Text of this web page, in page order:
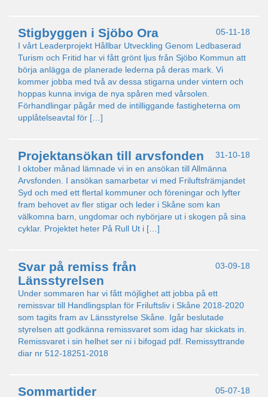
05-11-18
Stigbyggen i Sjöbo Ora
I vårt Leaderprojekt Hållbar Utveckling Genom Ledbaserad
Turism och Fritid har vi fått grönt ljus från Sjöbo Kommun att
börja anlägga de planerade lederna på deras mark. Vi
kommer jobba med två av dessa stigarna under vintern och
hoppas kunna inviga de nya spåren med vårsolen.
Förhandlingar pågår med de intilliggande fastigheterna om
upplåtelseavtal för […]
31-10-18
Projektansökan till arvsfonden
I oktober månad lämnade vi in en ansökan till Allmänna
Arvsfonden. I ansökan samarbetar vi med Friluftsfrämjandet
Syd och med ett flertal kommuner och föreningar och lyfter
fram behovet av fler stigar och leder i Skåne som kan
välkomna barn, ungdomar och nybörjare ut i skogen på sina
cyklar. Projektet heter På Rull Ut i […]
03-09-18
Svar på remiss från
Länsstyrelsen
Under sommaren har vi fått möjlighet att jobba på ett
remissvar till Handlingsplan för Friluftsliv i Skåne 2018-2020
som tagits fram av Länsstyrelse Skåne. Igår beslutade
styrelsen att godkänna remissvaret som idag har skickats in.
Remissvaret i sin helhet ser ni i bifogad pdf. Remissyttrande
diar nr 512-18251-2018
05-07-18
Sommartider